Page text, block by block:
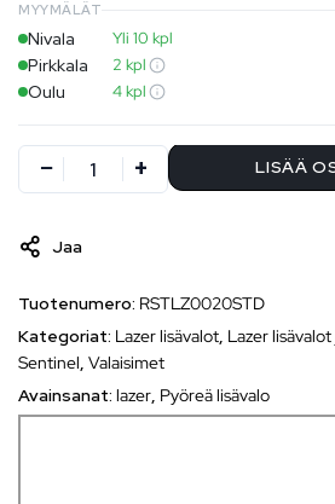
MYYMÄLÄT
Nivala Yli 10 kpl
Pirkkala 2 kpl
Oulu 4 kpl
LISÄÄ
Jaa
Tuotenumero: RSTLZ0020STD
Kategoriat: Lazer lisävalot, Lazer
Sentinel, Valaisimet
Avainsanat: lazer, Pyöreä lisävalo